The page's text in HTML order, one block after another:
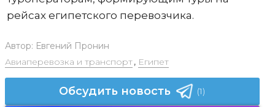
рейсах египетского перевозчика.
Автор: Евгений Пронин
Авиаперевозка и транспорт, Египет
Обсудить новость (1)